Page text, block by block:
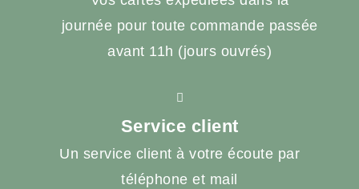
journée pour toute commande passée
avant 11h (jours ouvrés)
Service client
Un service client à votre écoute par
téléphone et mail